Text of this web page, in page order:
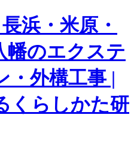
浜・米原・
幡のエクステ
・外構工事 |
くらしかた研